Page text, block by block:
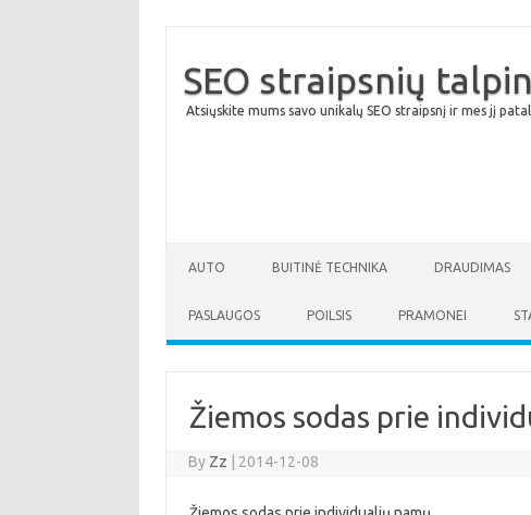
SEO straipsnių
Atsiųskite mums savo unikalų SEO straipsnį ir mes jį
AUTO BUITINĖ TECHNIKA DRAUDIMAS
PASLAUGOS POILSIS PRAMONEI
Žiemos sodas prie
By Zz 2014-12-08